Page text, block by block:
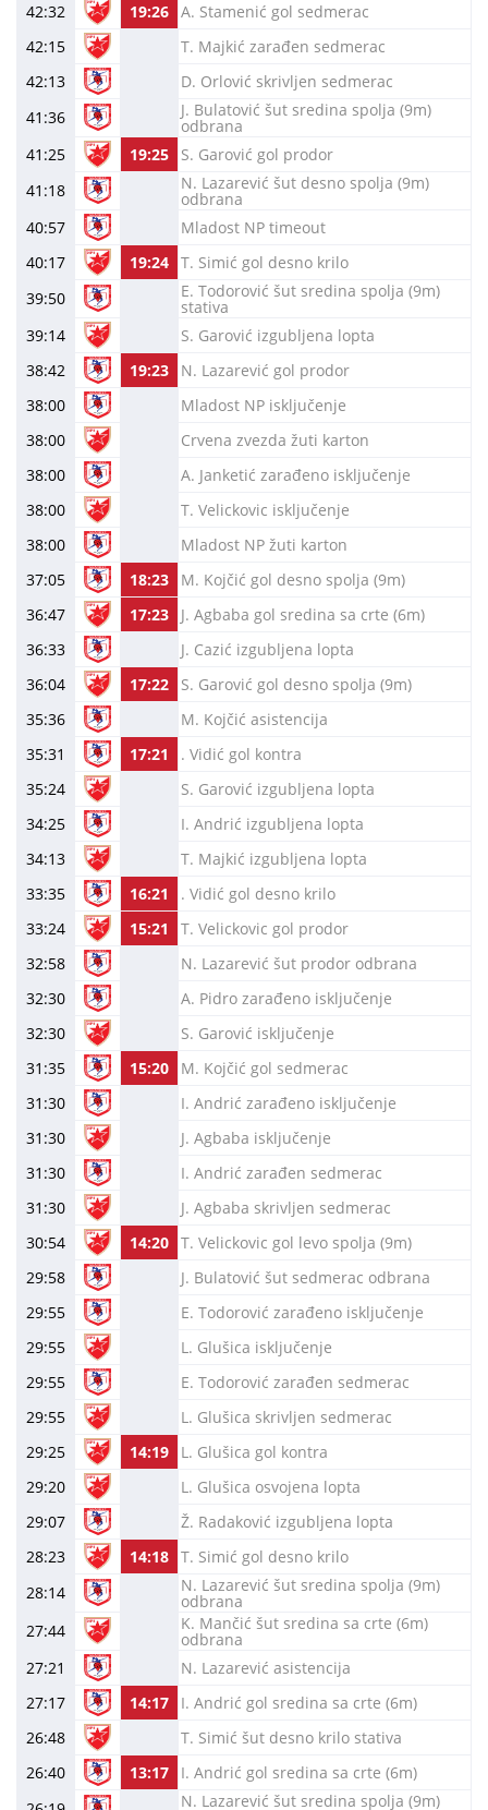
42:32
19:26 A. Stamenić gol sedmerac
42:15
T. Majkić zarađen sedmerac
42:13
D. Orlović skrivljen sedmerac
41:36
J. Bulatović šut sredina spolja (9m)
odbrana
41:25
19:25
S. Garović gol prodor
41:18
N. Lazarević šut desno spolja (9m)
odbrana
40:57
Mladost NP timeout
40:17
19:24 T. Simić gol desno krilo
39:50
E. Todorović šut sredina spolja (9m)
stativa
39:14
S. Garović izgubljena lopta
38:42
19:23
N. Lazarević gol prodor
38:00
Mladost NP isključenje
38:00
Crvena zvezda žuti karton
38:00
A. Janketić zarađeno isključenje
38:00
T. Velickovic isključenje
38:00
Mladost NP žuti karton
37:05
18:23
M. Kojčić gol desno spolja (9m)
36:47
17:23
J. Agbaba gol sredina sa crte (6m)
36:33
J. Cazić izgubljena lopta
36:04
17:22
S. Garović gol desno spolja (9m)
35:36
M. Kojčić asistencija
35:31
17:21
. Vidić gol kontra
35:24
S. Garović izgubljena lopta
34:25
I. Andrić izgubljena lopta
34:13
T. Majkić izgubljena lopta
33:35
16:21
. Vidić gol desno krilo
33:24
15:21
T. Velickovic gol prodor
32:58
N. Lazarević šut prodor odbrana
32:30
A. Pidro zarađeno isključenje
32:30
S. Garović isključenje
31:35
15:20
M. Kojčić gol sedmerac
31:30
I. Andrić zarađeno isključenje
31:30
J. Agbaba isključenje
31:30
I. Andrić zarađen sedmerac
31:30
J. Agbaba skrivljen sedmerac
30:54
14:20 T. Velickovic gol levo spolja (9m)
29:58
J. Bulatović šut sedmerac odbrana
29:55
E. Todorović zarađeno isključenje
29:55
L. Glušica isključenje
29:55
E. Todorović zarađen sedmerac
29:55
L. Glušica skrivljen sedmerac
29:25
14:19
L. Glušica gol kontra
29:20
L. Glušica osvojena lopta
29:07
Ž. Radaković izgubljena lopta
28:23
14:18 T. Simić gol desno krilo
28:14
N. Lazarević šut sredina spolja (9m)
odbrana
27:44
K. Mančić šut sredina sa crte (6m)
odbrana
27:21
N. Lazarević asistencija
27:17
14:17
I. Andrić gol sredina sa crte (6m)
26:48
T. Simić šut desno krilo stativa
26:40
13:17
I. Andrić gol sredina sa crte (6m)
N. Lazarević šut sredina spolja (9m)